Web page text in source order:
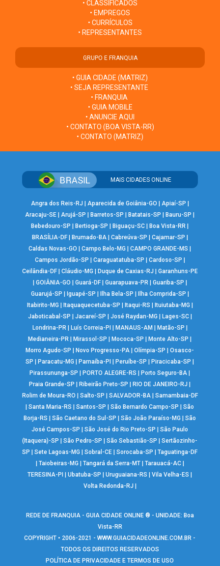
• CLASSIFICADOS
• EMPREGOS
• CURRÍCULOS
• REPRESENTANTES
GRUPO E FRANQUIA
• GUIA CIDADE (MATRIZ)
• SEJA REPRESENTANTE
• FRANQUIA
• GUIA MOBILE
• ANUNCIE AQUI
• CONTATO (BOA VISTA-RR)
• CONTATO (MATRIZ)
MAIS CIDADES ONLINE
Angra dos Reis-RJ Aparecida de Goiânia-GO Apiaí-SP
Aracaju-SE |Arujá-SP Barretos-SP Batatais-SP Bauru-SP
Bebedouro-SP
Bertioga-SP Biguaçu-SC Boa Vista-RR
BRASÍLIA-DF| Brumado-BA| Cabreúva-SP Cajamar-SP
Caldas Novas-GO
|Campo Belo-MG |CAMPO GRANDE-MS
Campos Jordão-SP
Caraguatatuba-SP Cardoso-SP
Ceilândia-DF| Cláudio-MG Duque de Caxias-RJ
Garanhuns-PE
GOIÂNIA-GO Guará-DF| Guarapuava-PR| Guariba-SP
Guarujá-SP
Iguapé-SP Ilha Bela-SP Ilha Comprida-SP
Itabirito-MG
Itaquaquecetuba-SP Itaqui-RS Ituiutaba-MG
Jaboticabal-SP
Jacareí-SP José Raydan-MG Lages-SC|
Londrina-PR| Luís Correia-PI MANAUS-AM Matão-SP
Medianeira-PR
Mirassol-SP Mococa-SP Monte Alto-SP
Morro Agudo-SP
Novo Progresso-PA |Olímpia-SP |Osasco-
SP
Paracatu-MG Parnaíba-PI Peruíbe-SP Piracicaba-SP
Pirassununga-SP
PORTO ALEGRE-RS Porto Seguro-BA
Praia Grande-SP
Ribeirão Preto-SP RIO DE JANEIRO-RJ
Rolim de Moura-RO
Salto-SP SALVADOR-BA| Samambaia-DF
|Santa Maria-RS |Santos-SP |São Bernardo Campo-SP |São
Borja-RS
|São Caetano do Sul-SP |São João Paraíso-MG |São
José Campos-SP
|São José do Rio Preto-SP |São Paulo
(Itaquera)-SP
|São Pedro-SP |São Sebastião-SP |Sertãozinho-
SP
|Sete Lagoas-MG |Sobral-CE |Sorocaba-SP |Taguatinga-DF
Taiobeiras-MG Tangará da Serra-MT| Tarauacá-AC|
TERESINA-PI
|Ubatuba-SP |Uruguaiana-RS |Vila Velha-ES
Volta Redonda-RJ
REDE DE FRANQUIA - GUIA CIDADE ONLINE ® - UNIDADE: Boa
Vista-RR
COPYRIGHT • 2006-2021 -WWW.GUIACIDADEONLINE.COM.BR -
TODOS OS DIREITOS RESERVADOS
POLÍTICA DE PRIVACIDADE E TERMOS DE USO